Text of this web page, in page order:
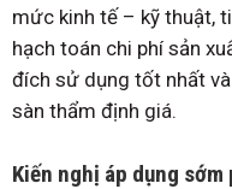
mức kinh tế – kỹ thuật,
hạch toán chi phí sản
đích sử dụng tốt nhất
sàn thẩm định giá.
Kiến nghị áp dụng